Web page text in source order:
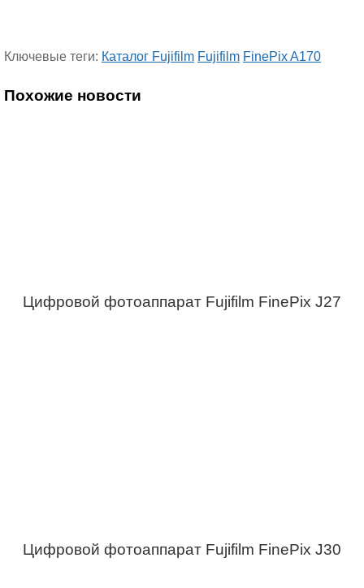
Ключевые теги: Каталог Fujifilm Fujifilm FinePix A170
Похожие новости
Цифровой фотоаппарат Fujifilm FinePix J27
Цифровой фотоаппарат Fujifilm FinePix J30